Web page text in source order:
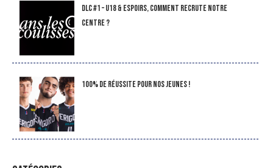
DLC #1 – U18 & Espoirs, comment recrute notre
Centre ?
100% de réussite pour nos jeunes !